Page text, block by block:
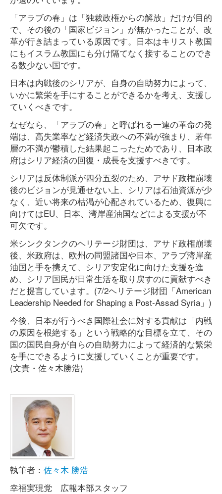
「アラブの春」は「独裁政権からの解放」だけが目的
で、その後の「国家ビジョン」が無かったことが、改
革が行き詰まっている原因です。日本はキリスト教国
にもイスラム教国にも分け隔てなく接することのでき
る数少ない国です。
日本は内戦後のシリアが、自身の自助努力によって、
いかに繁栄を手にすることができるかを考え、支援し
ていくべきです。
なぜなら、「アラブの春」と呼ばれる一連の革命の発
端は、高失業率など経済失政への不満が強まり、若年
層の不満が鬱積した結果起こったためであり、日本政
府はシリア経済の回復・成長を支援すべきです。
シリアは反体制派が四分五裂のため、アサド政権崩壊
後のビジョンが見通せない上、シリアは石油資源が少
なく、近い将来の枯渇が心配されているため、復興に
向けてはEU、日本、湾岸産油国などによる支援が不
可欠です。
米シンクタンクのヘリテージ財団は、アサド政権崩壊
後、米政府は、欧州の同盟諸国や日本、アラブ湾岸産
油国と手を携えて、シリア安定化に向けた支援を進
め、シリア国民が日常生活を取り戻すのに貢献すべき
だと提言しています。(7/2ヘリテージ財団「American
Leadership Needed for Shaping a Post-Assad Syria」)
今後、日本が行うべき国際社会に対する貢献は「内戦
の原因を根絶する」という戦略的な目標を立て、その
国の国民自身が自らの自助努力によって経済的な繁栄
を手にできるように支援していくことが重要です。
(文責・佐々木勝浩)
執筆者： 佐々木 勝浩
幸福実現党 広報本部スタッフ